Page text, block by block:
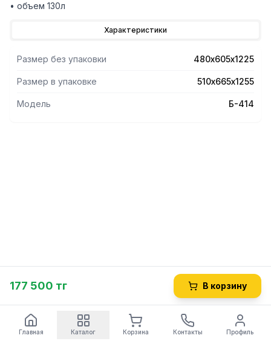
• объем 130л
Характеристики
Размер без упаковки 480х605х1225
Размер в упаковке 510х665х1255
Модель Б-414
177 500 тг В корзину
Главная Каталог Корзина Контакты Профиль